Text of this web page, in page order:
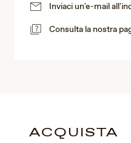
Inviaci un'e-mail
Consulta la nostra
ACQUISTA